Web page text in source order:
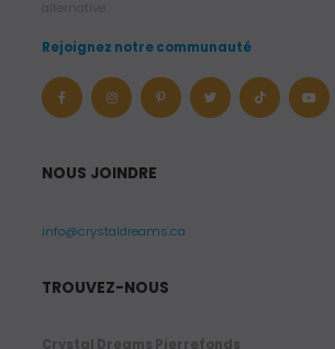
alternative.
Rejoignez notre communauté
NOUS JOINDRE
info@crystaldreams.ca
TROUVEZ-NOUS
Crystal Dreams Pierrefonds